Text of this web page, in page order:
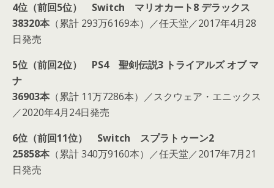
4位（前回5位） Switch マリオカート8 デラックス
38320本（累計 293万6169本）／任天堂／2017年4月28
日発売
5位（前回2位） PS4 聖剣伝説3 トライアルズ オブ マ
ナ
36903本（累計 11万7286本）／スクウェア・エニックス
／2020年4月24日発売
6位（前回11位） Switch スプラトゥーン2
25858本（累計 340万9160本）／任天堂／2017年7月21
日発売